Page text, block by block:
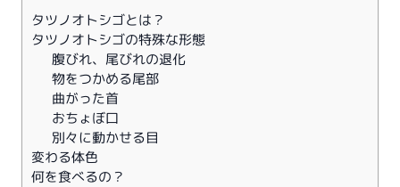
タツノオトシゴとは？
タツノオトシゴの特殊な形態
腹びれ、尾びれの退化
物をつかめる尾部
曲がった首
おちょぼ口
別々に動かせる目
変わる体色
何を食べるの？